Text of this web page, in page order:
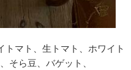
マト、生トマト、ホワイト
そら豆、バゲット、